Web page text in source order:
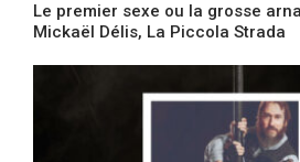
Le premier sexe ou la grosse
Mickaël Délis, La Piccola Strada